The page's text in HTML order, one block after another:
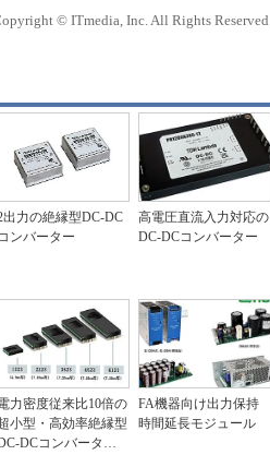
© ITmedia, Inc. All Rights Reserved.
出力の絶縁型DC-DC
コンバーター
高電圧直流入力対応の
DC-DCコンバーター
力密度従来比10倍の
小型・高効率絶縁型
DCコンバータ電
FA機器向け出力保持
時間延長モジュール